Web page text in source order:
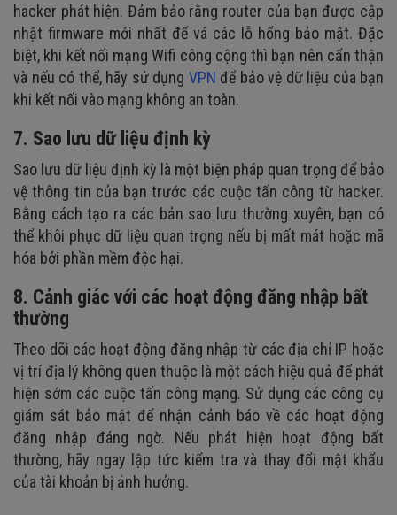
hacker phát hiện. Đảm bảo rằng router của bạn được cập
nhật firmware mới nhất để vá các lỗ hổng bảo mật. Đặc
biệt, khi kết nối mạng Wifi công cộng thì bạn nên cẩn thận
và nếu có thể, hãy sử dụng VPN để bảo vệ dữ liệu của bạn
khi kết nối vào mạng không an toàn.
7. Sao lưu dữ liệu định kỳ
Sao lưu dữ liệu định kỳ là một biện pháp quan trọng để bảo
vệ thông tin của bạn trước các cuộc tấn công từ hacker.
Bằng cách tạo ra các bản sao lưu thường xuyên, bạn có
thể khôi phục dữ liệu quan trọng nếu bị mất mát hoặc mã
hóa bởi phần mềm độc hại.
8. Cảnh giác với các hoạt động đăng nhập bất
thường
Theo dõi các hoạt động đăng nhập từ các địa chỉ IP hoặc
vị trí địa lý không quen thuộc là một cách hiệu quả để phát
hiện sớm các cuộc tấn công mạng. Sử dụng các công cụ
giám sát bảo mật để nhận cảnh báo về các hoạt động
đăng nhập đáng ngờ. Nếu phát hiện hoạt động bất
thường, hãy ngay lập tức kiểm tra và thay đổi mật khẩu
của tài khoản bị ảnh hưởng.